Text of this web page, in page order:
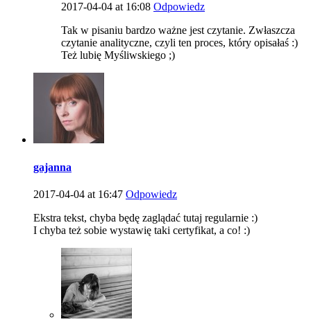
2017-04-04 at 16:08 Odpowiedz
Tak w pisaniu bardzo ważne jest czytanie. Zwłaszcza
czytanie analityczne, czyli ten proces, który opisałaś :)
Też lubię Myśliwskiego ;)
gajanna
2017-04-04 at 16:47 Odpowiedz
Ekstra tekst, chyba będę zaglądać tutaj regularnie :)
I chyba też sobie wystawię taki certyfikat, a co! :)